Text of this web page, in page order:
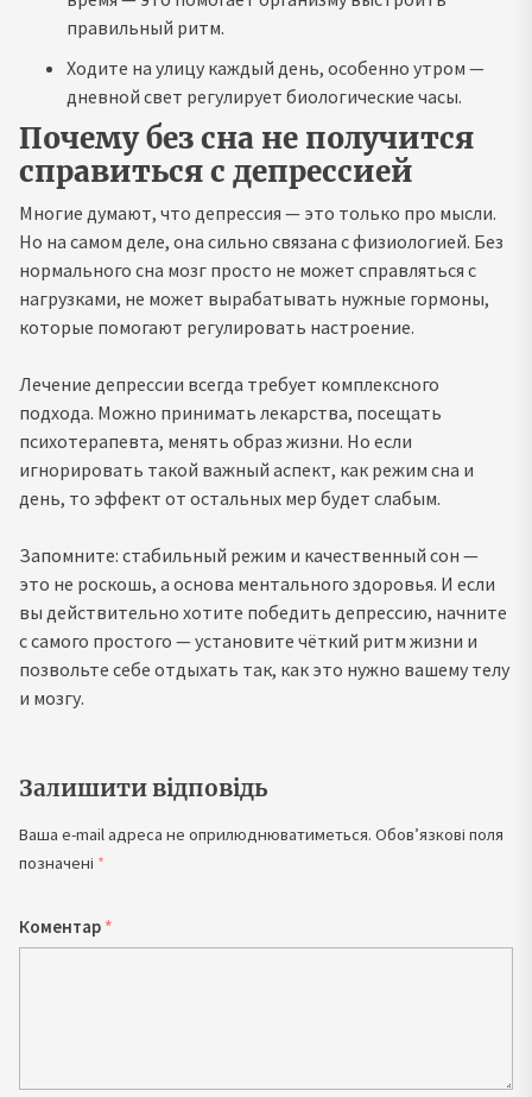
правильный ритм.
Ходите на улицу каждый день, особенно утром —
дневной свет регулирует биологические часы.
Почему без сна не получится
справиться с депрессией
Многие думают, что депрессия — это только про мысли.
Но на самом деле, она сильно связана с физиологией. Без
нормального сна мозг просто не может справляться с
нагрузками, не может вырабатывать нужные гормоны,
которые помогают регулировать настроение.
Лечение депрессии всегда требует комплексного
подхода. Можно принимать лекарства, посещать
психотерапевта, менять образ жизни. Но если
игнорировать такой важный аспект, как режим сна и
день, то эффект от остальных мер будет слабым.
Запомните: стабильный режим и качественный сон —
это не роскошь, а основа ментального здоровья. И если
вы действительно хотите победить депрессию, начните
с самого простого — установите чёткий ритм жизни и
позвольте себе отдыхать так, как это нужно вашему телу
и мозгу.
Залишити відповідь
Ваша e-mail адреса не оприлюднюватиметься. Обов’язкові поля
позначені *
Коментар *